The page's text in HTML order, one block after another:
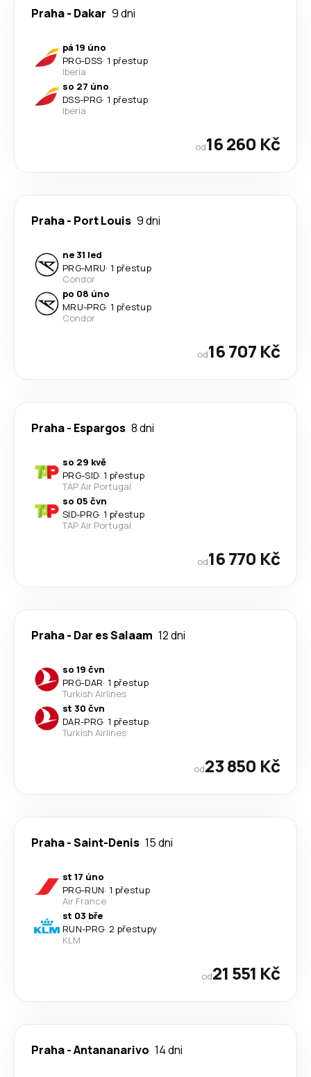
Praha- Dakar 9 dni
pá 19 úno
PRG-DSS· 1 přestup
Iberia
so 27 úno
DSS-PRG· 1 přestup
Iberia
od16 260 Kč
Praha- Port Louis 9 dni
ne 31 led
PRG-MRU· 1 přestup
Condor
po 08 úno
MRU-PRG· 1 přestup
Condor
od16 707 Kč
Praha- Espargos 8 dni
so 29 kvě
PRG-SID· 1 přestup
TAP Air Portugal
so 05 čvn
SID-PRG· 1 přestup
TAP Air Portugal
od16 770 Kč
Praha- Dar es Salaam 12 dni
so 19 čvn
PRG-DAR· 1 přestup
Turkish Airlines
st 30 čvn
DAR-PRG· 1 přestup
Turkish Airlines
od23 850 Kč
Praha-Saint-Denis 15 dni
st 17 úno
PRG-RUN· 1 přestup
Air France
st 03 bře
RUN-PRG· 2 přestupy
KLM
od21 551 Kč
Praha-Antananarivo 14 dni